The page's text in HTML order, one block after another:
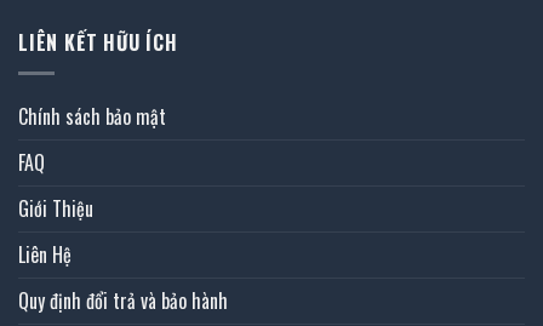
LIÊN KẾT HỮU ÍCH
Chính sách bảo mật
FAQ
Giới Thiệu
Liên Hệ
Quy định đổi trả và bảo hành